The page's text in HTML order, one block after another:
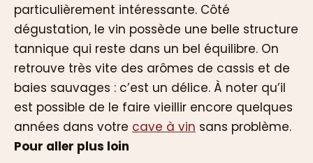
particulièrement intéressante. Côté
dégustation, le vin possède une belle structure
tannique qui reste dans un bel équilibre. On
retrouve très vite des arômes de cassis et de
baies sauvages : c’est un délice. À noter qu’il
est possible de le faire vieillir encore quelques
années dans votre cave à vin sans problème.
Pour aller plus loin